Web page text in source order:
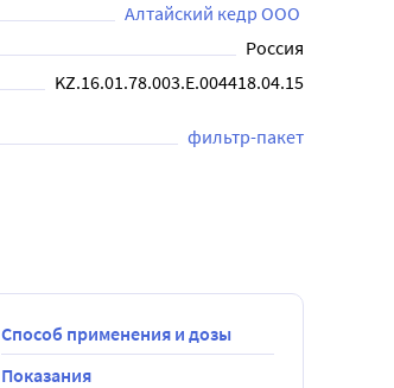
Алтайский кедр ООО
Россия
KZ.16.01.78.003.E.004418.04.15
фильтр-пакет
Способ применения и дозы
Показания